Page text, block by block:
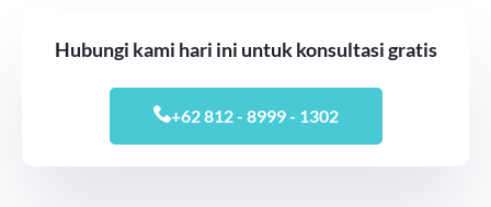
Hubungi kami hari ini untuk konsultasi gratis
+62 812 - 8999 - 1302